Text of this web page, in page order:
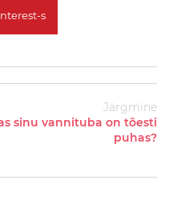
s
Järgmine
sinu vannituba on tõesti
puhas?